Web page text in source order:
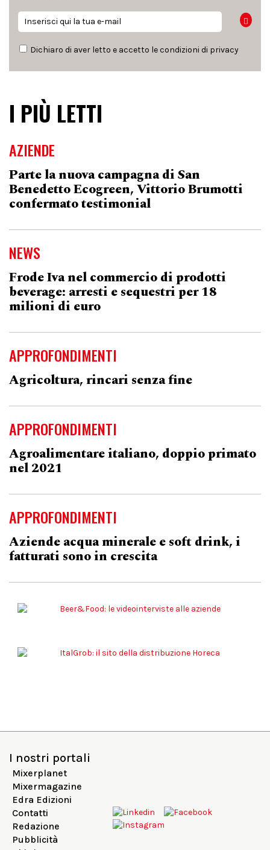
Dichiaro di aver letto e accetto le condizioni di privacy
I PIÙ LETTI
AZIENDE
Parte la nuova campagna di San
Benedetto Ecogreen, Vittorio Brumotti
confermato testimonial
NEWS
Frode Iva nel commercio di prodotti
beverage: arresti e sequestri per 18
milioni di euro
APPROFONDIMENTI
Agricoltura, rincari senza fine
APPROFONDIMENTI
Agroalimentare italiano, doppio primato
nel 2021
APPROFONDIMENTI
Aziende acqua minerale e soft drink, i
fatturati sono in crescita
I nostri portali
Mixerplanet
Mixermagazine
Edra Edizioni
Contatti
Redazione
Pubblicità